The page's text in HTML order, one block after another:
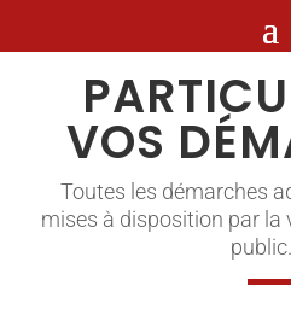
VOS
Toutes les démarches
mises à disposition par la